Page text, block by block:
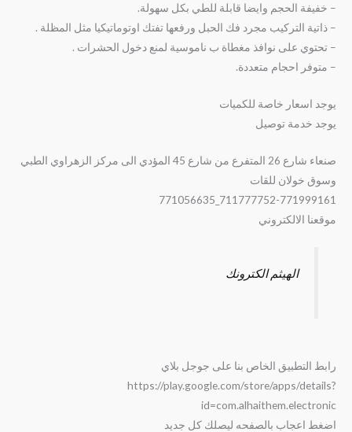
– خفيفة الحجم وايضا قابلة للطي بكل سهولة.
– ذاتية التركيب مجرد فك الحبل ورفعها تفتك اوتوماتيكيا مثل المظلة .
– تحتوي على نوافذ مغطاة ب ناموسية لمنع دخول الحشرات .
– متوفر احجام متعددة.
يوجد اسعار خاصة للكميات
يوجد خدمة توصيل
صنعاء شارع 26 المتفرع من شارع 45 المؤدي الى مركز الزهراوي الطبي
وسوق خولان للقات
711777752-771999161_771056635
موقعنا الالكتروني
الهيثم الكترونك
رابط التطبيق الخاص بنا على جوجل بلاي
https://play.google.com/store/apps/details?
id=com.alhaithem.electronic
اضغط اعجاب بالصفحه ليصلك كل جديد